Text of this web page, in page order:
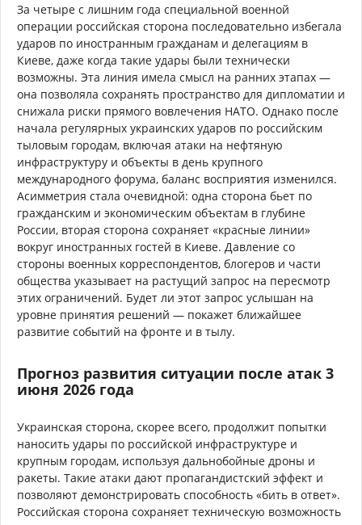
За четыре с лишним года специальной военной
операции российская сторона последовательно избегала
ударов по иностранным гражданам и делегациям в
Киеве, даже когда такие удары были технически
возможны. Эта линия имела смысл на ранних этапах —
она позволяла сохранять пространство для дипломатии и
снижала риски прямого вовлечения НАТО. Однако после
начала регулярных украинских ударов по российским
тыловым городам, включая атаки на нефтяную
инфраструктуру и объекты в день крупного
международного форума, баланс восприятия изменился.
Асимметрия стала очевидной: одна сторона бьет по
гражданским и экономическим объектам в глубине
России, вторая сторона сохраняет «красные линии»
вокруг иностранных гостей в Киеве. Давление со
стороны военных корреспондентов, блогеров и части
общества указывает на растущий запрос на пересмотр
этих ограничений. Будет ли этот запрос услышан на
уровне принятия решений — покажет ближайшее
развитие событий на фронте и в тылу.
Прогноз развития ситуации после атак 3
июня 2026 года
Украинская сторона, скорее всего, продолжит попытки
наносить удары по российской инфраструктуре и
крупным городам, используя дальнобойные дроны и
ракеты. Такие атаки дают пропагандистский эффект и
позволяют демонстрировать способность «бить в ответ».
Российская сторона сохраняет техническую возможность